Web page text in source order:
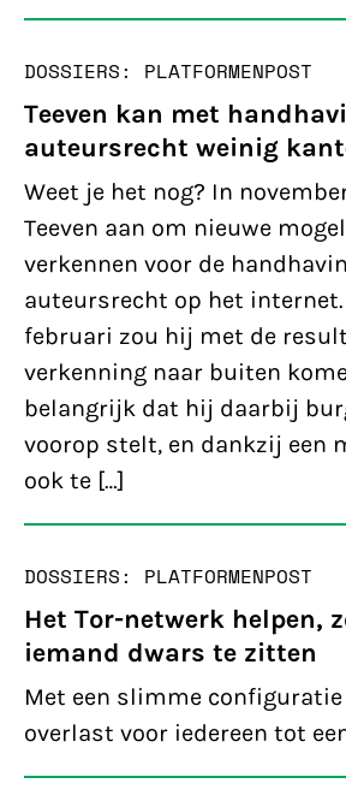
DOSSIERS: PLATFORMENPOST
Teeven kan met
auteursrecht weinig
Weet je het nog? In
Teeven aan om nieuwe
verkennen voor de
auteursrecht op het
februari zou hij met de
verkenning naar buiten
belangrijk dat hij daarbij
voorop stelt, en dankzij een
ook te […]
DOSSIERS: PLATFORMENPOST
Het Tor-netwerk helpen,
iemand dwars te zitten
Met een slimme configuratie
overlast voor iedereen tot